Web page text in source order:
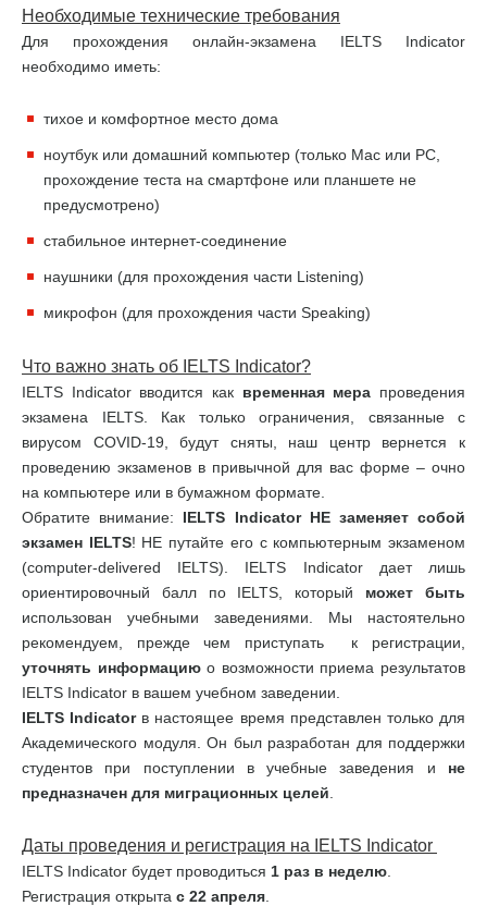
Необходимые технические требования
Для прохождения онлайн-экзамена IELTS Indicator
необходимо иметь:
тихое и комфортное место дома
ноутбук или домашний компьютер (только Mac или PC,
прохождение теста на смартфоне или планшете не
предусмотрено)
стабильное интернет-соединение
наушники (для прохождения части Listening)
микрофон (для прохождения части Speaking)
Что важно знать об IELTS Indicator?
IELTS Indicator вводится как временная мера проведения
экзамена IELTS. Как только ограничения, связанные с
вирусом COVID-19, будут сняты, наш центр вернется к
проведению экзаменов в привычной для вас форме – очно
на компьютере или в бумажном формате.
Обратите внимание: IELTS Indicator НЕ заменяет собой
экзамен IELTS! НЕ путайте его с компьютерным экзаменом
(computer-delivered IELTS). IELTS Indicator дает лишь
ориентировочный балл по IELTS, который может быть
использован учебными заведениями. Мы настоятельно
рекомендуем, прежде чем приступать к регистрации,
уточнять информациюо возможности приема результатов
IELTS Indicator в вашем учебном заведении.
IELTS Indicatorв настоящее время представлен только для
Академического модуля. Он был разработан для поддержки
студентов при поступлении в учебные заведения и не
предназначен для миграционных целей
Даты проведения и регистрация на IELTS Indicator
IELTS Indicator будет проводиться 1 раз в неделю
Регистрация открыта с 22 апреля